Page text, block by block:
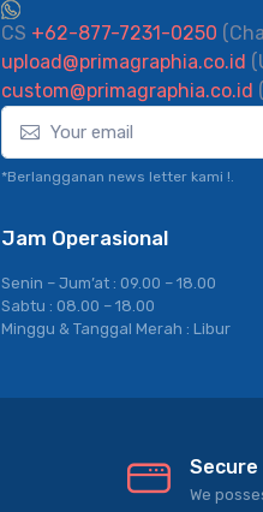
CS +62-877-7231-0250
upload@primagraphia.co.id
custom@primagraphia.co.id
*Berlangganan news letter kami !.
Jam Operasional
Senin – Jum’at : 09.00 – 18.00
Sabtu : 08.00 – 18.00
Minggu & Tanggal Merah : Libur
Secure
We